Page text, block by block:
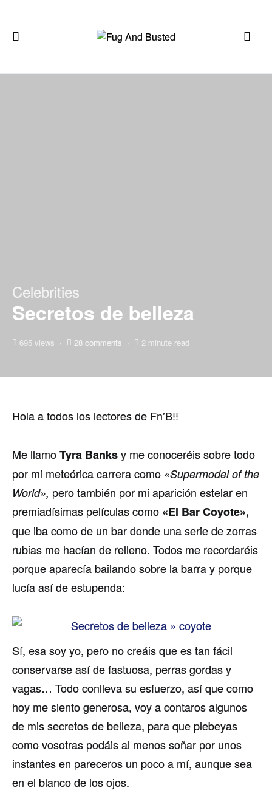
Celebrities
Secretos de belleza
695 views 28 comments 2 minute read
Hola a todos los lectores de Fn’B!!
Me llamoTyra Banksy me conoceréis sobre todo
por mi meteórica carrera como «Supermodel of the
World», pero también por mi aparición estelar en
premiadísimas películas como «El Bar Coyote»,
que iba como de un bar donde una serie de zorras
rubias me hacían de relleno. Todos me recordaréis
porque aparecía bailando sobre la barra y porque
lucía así de estupenda:
Sí, esa soy yo, pero no creáis que es tan fácil
conservarse así de fastuosa, perras gordas y
vagas… Todo conlleva su esfuerzo, así que como
hoy me siento generosa, voy a contaros algunos
de mis secretos de belleza, para que plebeyas
como vosotras podáis al menos soñar por unos
instantes en pareceros un poco a mí, aunque sea
en el blanco de los ojos.